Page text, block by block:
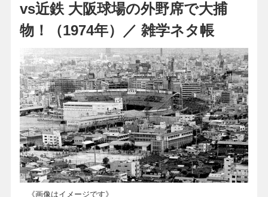
vs近鉄 大阪球場の外野席で大捕
物！（1974年）／ 雑学ネタ帳
《画像はイメージです》